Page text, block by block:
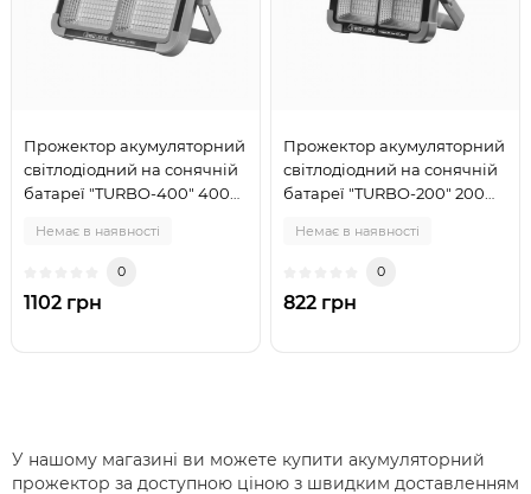
Прожектор акумуляторний
світлодіодний на сонячній
батареї "TURBO-400" 400W
Немає в наявності
0
1102 грн
Прожектор акумуляторний
світлодіодний на сонячній
батареї "TURBO-200" 200W
Немає в наявності
0
822 грн
У нашому магазині ви можете купити акумуляторний
прожектор за доступною ціною з швидким доставленням